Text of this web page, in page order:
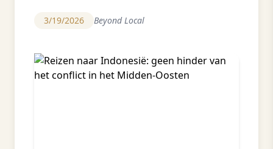
3/19/2026 Beyond Local